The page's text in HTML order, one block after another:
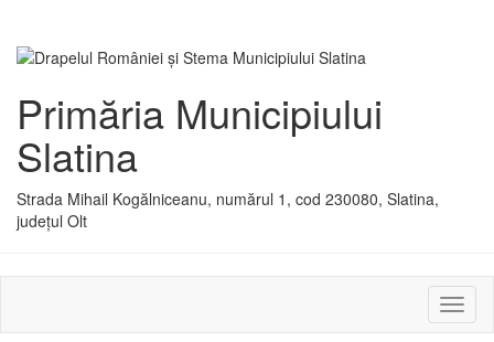
Primăria Municipiului
Slatina
Strada Mihail Kogălniceanu, numărul 1, cod 230080, Slatina,
județul Olt
sau